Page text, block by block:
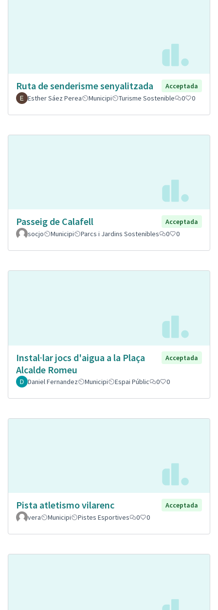
Ruta de senderisme senyalitzada
Acceptada
Esther Sáez Perea
Municipi Turisme Sostenible 0 0
Passeig de Calafell
Acceptada
socjo
Municipi Parcs i Jardins Sostenibles 0 0
Instal·lar jocs d'aigua a la Plaça
Alcalde Romeu
Acceptada
Daniel Fernandez Municipi Espai Públic 0 0
Pista atletismo vilarenc
Acceptada
vera
Municipi Pistes Esportives 0 0